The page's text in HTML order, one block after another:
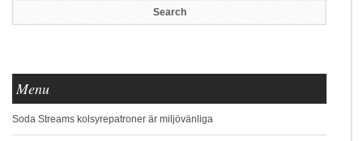
Menu
Soda Streams kolsyrepatroner är miljövänliga